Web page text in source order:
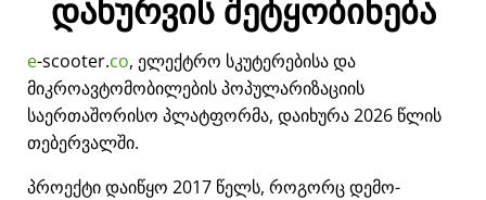
დახურვის შეტყობინება
e-scooter.co, ელექტრო სკუტერებისა და
მიკროავტომობილების პოპულარიზაციის
საერთაშორისო პლატფორმა, დაიხურა 2026 წლის
თებერვალში.
პროექტი დაიწყო 2017 წელს, როგორც დემო-